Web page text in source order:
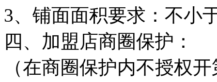
3、铺面面积要求：不小
四、加盟店商圈保护：
（在商圈保护内不授权